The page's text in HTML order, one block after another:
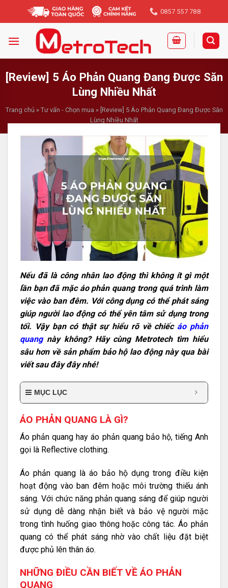
0857 557 788
[Review] 5 Áo Phản Quang Đang Được Săn
Lùng Nhiều Nhất
Trang chủ» Tư vấn - Chọn mua » [Review] 5 Áo Phản Quang Đang Được Săn
Lùng Nhiều Nhất
Nếu đã là công nhân lao động thì không ít gì một
lần bạn đã mặc áo phản quang trong quá trình làm
việc vào ban đêm. Với công dụng có thể phát sáng
giúp người lao động có thể yên tâm sử dụng trong
tối. Vậy bạn có thật sự hiểu rõ về chiếc áo phản
quangnày không? Hãy cùng Metrotech tìm hiểu
sâu hơn về sản phẩm bảo hộ lao động này qua bài
viết sau đây đây nhé!
MỤC LỤC
ÁO PHẢN QUANG LÀ GÌ?
Áo phản quang hay áo phản quang bảo hộ, tiếng Anh
gọi là Reflective clothing.
Áo phản quang là áo bảo hộ dụng trong điều kiện
hoạt động vào ban đêm hoặc môi trường thiếu ánh
sáng. Với chức năng phản quang sáng để giúp người
sử dụng dễ dàng nhận biết và bảo vệ người mặc
trong tình huống giao thông hoặc công tác. Áo phản
quang có thể phát sáng nhờ vào chất liệu đặt biệt
được phủ lên thân áo.
NHỮNG ĐIỀU CẦN BIẾT VỀ ÁO PHẢN
QUANG